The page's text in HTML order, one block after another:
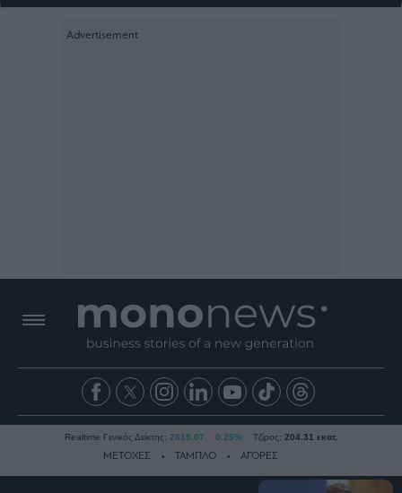
Realtime Γενικός Δείκτης: 2615.07 0.25% Τζίρος: 204.31 εκατ.
ΜΕΤΟΧΕΣ ΤΑΜΠΛΟ ΑΓΟΡΕΣ